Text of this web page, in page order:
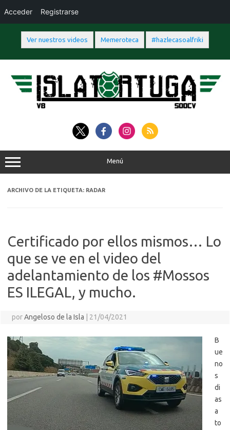
Ver nuestros videos Memeroteca #hazlecasoalfriki
Acceder Registrarse
contenido
Menú
ARCHIVO DE LA ETIQUETA: RADAR
Certificado por ellos mismos… Lo
que se ve en el video del
adelantamiento de los #Mossos
ES ILEGAL, y mucho.
porAngeloso de la Isla 21/04/2021
B
ue
no
s
di
as
a
to